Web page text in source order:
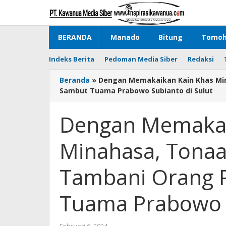
konten
BERANDA Manado Bitung
Indeks Berita Pedoman Media Siber Redaksi
Beranda » Dengan Memakaikan Kain Khas
Sambut Tuama Prabowo Subianto di Sulut
Dengan
Minahasa,
Tambani Orang
Tuama